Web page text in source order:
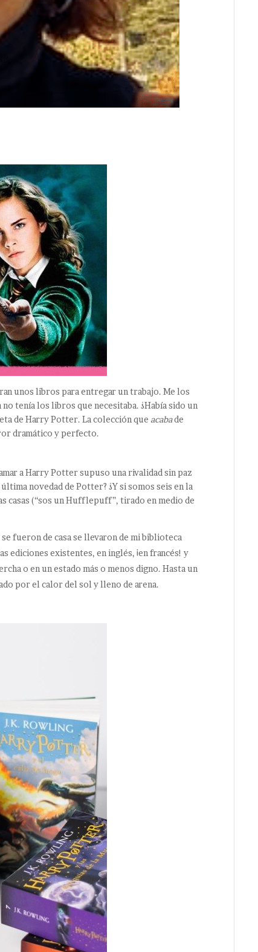
unos libros para entregar un trabajo. Me los
tenía los libros que necesitaba. ¿Había sido un
de Harry Potter. La colección que acabade
dramático y perfecto.
a Harry Potter supuso una rivalidad sin paz
novedad de Potter? ¿Y si somos seis en la
(“sos un Hufflepuff”, tirado en medio de
fueron de casa se llevaron de mi biblioteca
ediciones existentes, en inglés, ¡en francés! y
o en un estado más o menos digno. Hasta un
por el calor del sol y lleno de arena.